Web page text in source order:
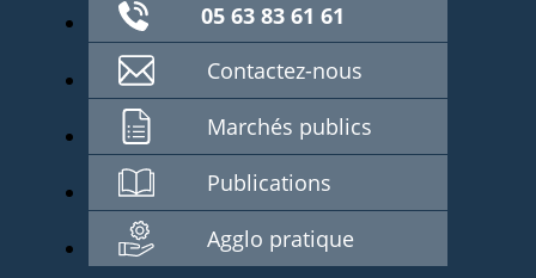
05 63 83 61 61
Contactez-nous
Marchés publics
Publications
Agglo pratique